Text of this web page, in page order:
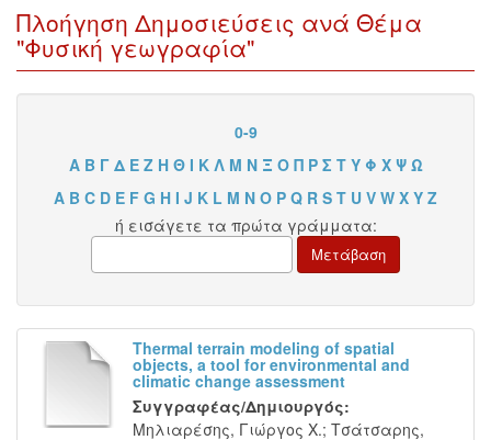
Πλοήγηση Δημοσιεύσεις ανά Θέμα
"Φυσική γεωγραφία"
0-9
Α Β Γ Δ Ε Ζ Η Θ Ι Κ Λ Μ Ν Ξ Ο Π Ρ Σ Τ Υ Φ Χ Ψ Ω
A B C D E F G H I J K L M N O P Q R S T U V W X Y Z
ή εισάγετε τα πρώτα γράμματα:
Thermal terrain modeling of spatial
objects, a tool for environmental and
climatic change assessment
Συγγραφέας/Δημιουργός:
Μηλιαρέσης, Γιώργος Χ.; Τσάτσαρης,